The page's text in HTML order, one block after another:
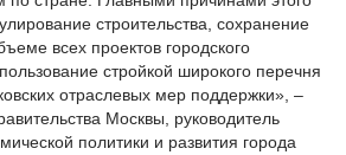
строительства, сохранение
всех проектов городского
стройкой широкого перечня
отраслевых мер поддержки», –
Москвы, руководитель
политики и развития города